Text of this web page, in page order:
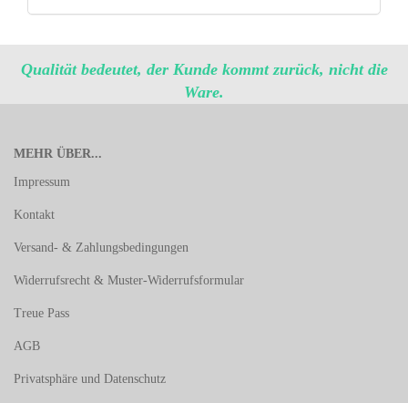
Qualität bedeutet, der Kunde kommt zurück, nicht die
Ware.
MEHR ÜBER...
Impressum
Kontakt
Versand- & Zahlungsbedingungen
Widerrufsrecht & Muster-Widerrufsformular
Treue Pass
AGB
Privatsphäre und Datenschutz